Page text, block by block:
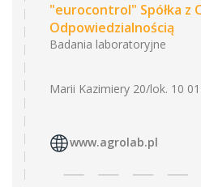
"eurocontrol" Spółka z
Odpowiedzialnością
Badania laboratoryjne
Marii Kazimiery 20/lok. 10
www.agrolab.pl